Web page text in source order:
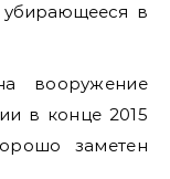
в
вооружение
в конце 2015
заметен